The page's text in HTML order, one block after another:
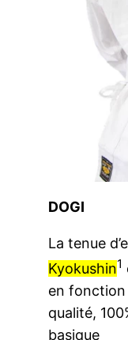
DOGI
La tenue
Kyokushin1
en fonction
qualité,
basique